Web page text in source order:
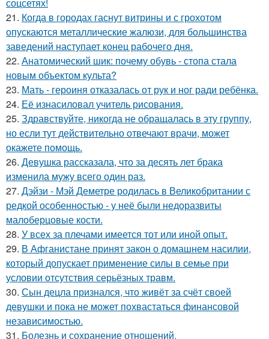
соцсетях!
21. Когда в городах гаснут витрины и с грохотом
опускаются металлические жалюзи, для большинства
заведений наступает конец рабочего дня.
22. Анатомический шик: почему обувь - стопа стала
новым объектом культа?
23. Мать - героиня отказалась от рук и ног ради ребёнка.
24. Её изнасиловал учитель рисования.
25. Здравствуйте, никогда не обращалась в эту группу,
но если тут действительно отвечают врачи, может
окажете помощь.
26. Девушка рассказала, что за десять лет брака
изменила мужу всего один раз.
27. Дэйзи - Мэй Деметре родилась в Великобритании с
редкой особенностью - у неё были недоразвиты
малоберцовые кости.
28. У всех за плечами имеется тот или иной опыт.
29. В Афганистане принят закон о домашнем насилии,
который допускает применение силы в семье при
условии отсутствия серьёзных травм.
30. Сын децла признался, что живёт за счёт своей
девушки и пока не может похвастаться финансовой
независимостью.
31. Болезнь и сохранение отношений.